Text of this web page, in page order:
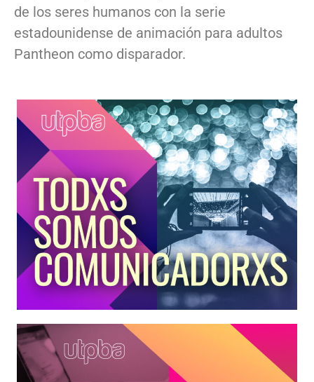
de los seres humanos con la serie
estadounidense de animación para adultos
Pantheon como disparador.